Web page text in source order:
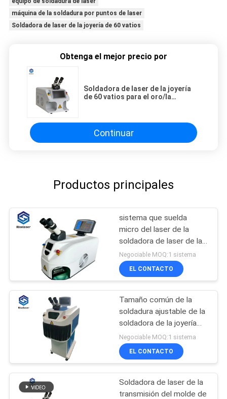
máquina de la soldadura por puntos de laser
Soldadora de laser de la joyería de 60 vatios
Obtenga el mejor precio por
Soldadora de laser de la joyería
de 60 vatios para el oro/la
Continuar
Productos principales
sistema que suelda
micro del laser de la
soldadora de laser de la
joyería 220V
Negociable MOQ:1 sistema
EL CONTACTO
Tamaño común de la
soldadura ajustable de la
soldadora de la joyería
del laser de la alta
energía 1064nm
Negociable MOQ:1 sistema
EL CONTACTO
Soldadora de laser de la
transmisión del molde de